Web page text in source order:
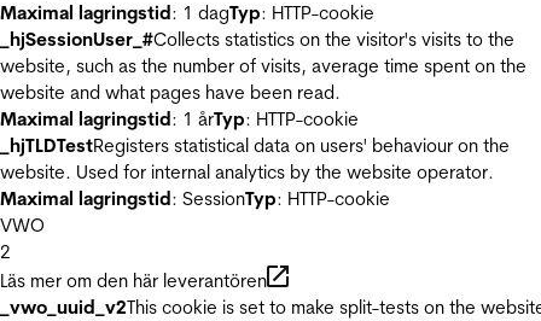
Maximal lagringstid: 1 dagTyp: HTTP-cookie
_hjSessionUser_#Collects statistics on the visitor's visits to the
website, such as the number of visits, average time spent on the
website and what pages have been read.
Maximal lagringstid: 1 årTyp: HTTP-cookie
_hjTLDTestRegisters statistical data on users' behaviour on the
website. Used for internal analytics by the website operator.
Maximal lagringstid: SessionTyp: HTTP-cookie
VWO
2
Läs mer om den här leverantören
_vwo_uuid_v2This cookie is set to make split-tests on the